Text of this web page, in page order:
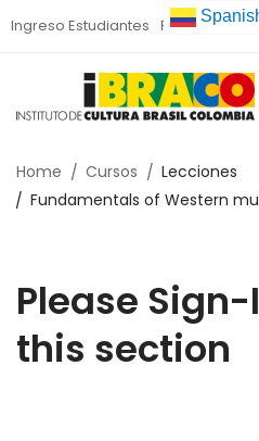
Ingreso Estudiantes Preinscripción
Home Cursos
Lecciones
Fundamentals of Western
Please
this section